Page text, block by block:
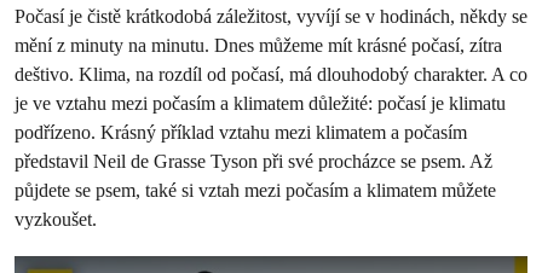
Počasí je čistě krátkodobá záležitost, vyvíjí se v hodinách, někdy se
mění z minuty na minutu. Dnes můžeme mít krásné počasí, zítra
deštivo. Klima, na rozdíl od počasí, má dlouhodobý charakter. A co
je ve vztahu mezi počasím a klimatem důležité: počasí je klimatu
podřízeno. Krásný příklad vztahu mezi klimatem a počasím
představil Neil de Grasse Tyson při své procházce se psem. Až
půjdete se psem, také si vztah mezi počasím a klimatem můžete
vyzkoušet.